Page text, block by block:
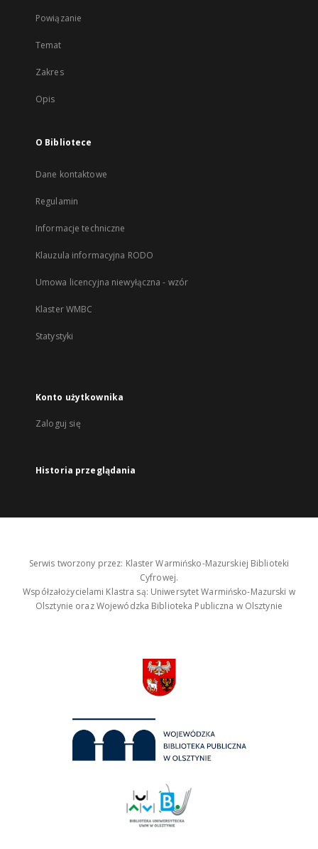
Powiązanie
Temat
Zakres
Opis
O Bibliotece
Dane kontaktowe
Regulamin
Informacje techniczne
Klauzula informacyjna RODO
Umowa licencyjna niewyłączna - wzór
Klaster WMBC
Statystyki
Konto użytkownika
Zaloguj się
Historia przeglądania
Serwis tworzony przez: Klaster Warmińsko-Mazurskiej Biblioteki
Cyfrowej.
Współzałożycielami Klastra są: Uniwersytet Warmińsko-Mazurski w
Olsztynie oraz Wojewódzka Biblioteka Publiczna w Olsztynie